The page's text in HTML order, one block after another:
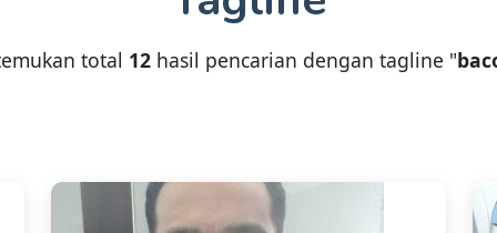
total 12hasil pencarian dengan tagline "